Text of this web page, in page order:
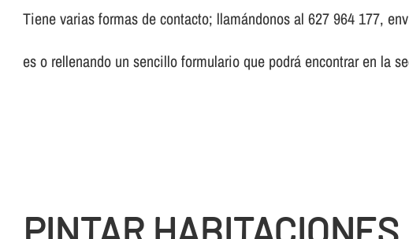
Tiene varias formas de contacto; llamándonos al 627 964 177,
es o rellenando un sencillo formulario que podrá encontrar en la